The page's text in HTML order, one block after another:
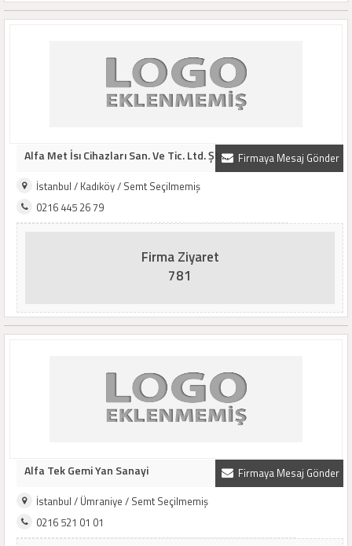
Firmaya Mesaj Gönder
Alfa Met İsı Cihazları San. Ve Tic. Ltd. Şti...
İstanbul / Kadıköy / Semt Seçilmemiş
0216 445 26 79
Firma Ziyaret
781
Firmaya Mesaj Gönder
Alfa Tek Gemi Yan Sanayi
İstanbul / Ümraniye / Semt Seçilmemiş
0216 521 01 01